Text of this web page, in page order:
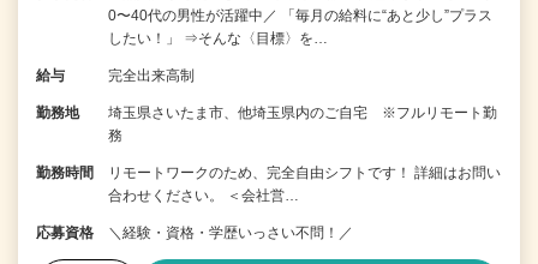
0〜40代の男性が活躍中／ 「毎月の給料に“あと少し”プラス
したい！」 ⇒そんな〈目標〉を…
給与 完全出来高制
勤務地
埼玉県さいたま市、他埼玉県内のご自宅 ※フルリモート勤
務
勤務時間
リモートワークのため、完全自由シフトです！ 詳細はお問い
合わせください。 ＜会社営…
応募資格 ＼経験・資格・学歴いっさい不問！／